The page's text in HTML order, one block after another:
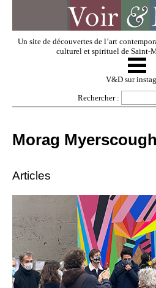
Un site de découvertes de l’art
culturel et spirituel de Saint-
V &
☰
V&D sur
Rechercher :
Morag Myerscough
Articles